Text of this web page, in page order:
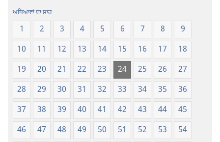
ਅਧਿਆਵਾਂ ਦਾ ਸਾਰ
1 2 3 4 5 6 7 8
9
10
11 12 13 14 15 16 17
18
19
20 21 22 23 24 25 26
27
28
29 30 31 32 33 34 35
36
37
38 39 40 41 42 43 44
45
46
47 48 49 50 51 52 53
54